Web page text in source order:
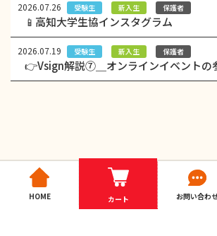
2026.07.26 受験生 新入生 保護者
📱高知大学生協インスタグラム
2026.07.19 受験生 新入生 保護者
👉Vsign解説⑦＿オンラインイベントの
HOME カート お問い合わ